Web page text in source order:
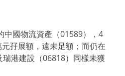
中國物流資產（01589），4
孖展額，遠未足額；而仍在
港建設（06818）同樣未獲